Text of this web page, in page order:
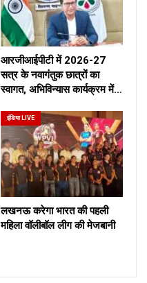
आरजीआईपीटी में 2026-27
सत्र के नवागंतुक छात्रों का
स्वागत, अभिविन्यास कार्यक्रम में…
इंडिया LIVE
लखनऊ करेगा भारत की पहली
महिला वॉलीबॉल लीग की मेजबानी